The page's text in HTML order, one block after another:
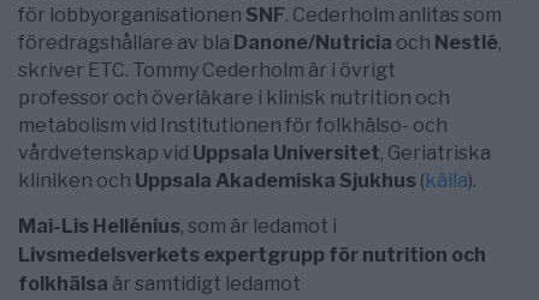
för lobbyorganisationen SNF. Cederholm anlitas som
föredragshållare av bla Danone/Nutricia och Nestlé,
skriver ETC. Tommy Cederholm är i övrigt
professor och överläkare i klinisk nutrition och
metabolism vid Institutionen för folkhälso- och
vårdvetenskap vid Uppsala Universitet, Geriatriska
kliniken och Uppsala Akademiska Sjukhus (källa).
Mai-Lis Hellénius, som är ledamot i
Livsmedelsverkets expertgrupp för nutrition och
folkhälsa är samtidigt ledamot